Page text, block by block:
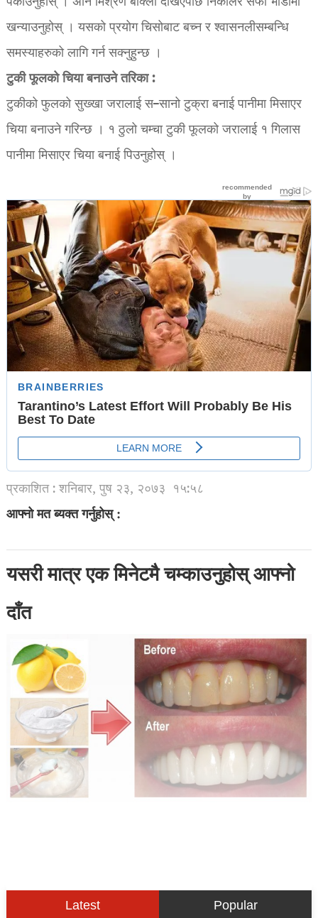
खन्याउनुहोस् । यसको प्रयोग चिसोबाट बच्न र श्वासनलीसम्बन्धि
समस्याहरुको लागि गर्न सक्नुहुन्छ ।
टुकी फूलको चिया बनाउने तरिका :
टुकीको फुलको सुख्खा जरालाई स–सानो टुक्रा बनाई पानीमा मिसाएर
चिया बनाउने गरिन्छ । १ ठुलो चम्चा टुकी फूलको जरालाई १ गिलास
पानीमा मिसाएर चिया बनाई पिउनुहोस् ।
प्रकाशित : शनिबार, पुष २३, २०७३ १५:५८
आफ्नो मत ब्यक्त गर्नुहोस् :
यसरी मात्र एक मिनेटमै चम्काउनुहोस् आफ्नो
दाँत
Latest Popular